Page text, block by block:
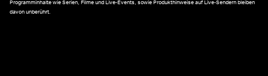
Programminhalte wie Serien, Filme und Live-Events, sowie Produkthinweise auf Live-Sendern bleiben
davon unberührt.